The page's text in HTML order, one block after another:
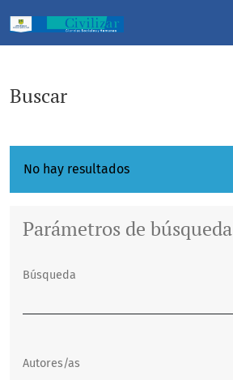
Buscar
Buscar
No hay resultados
Parámetros de búsqueda
Búsqueda
Autores/as